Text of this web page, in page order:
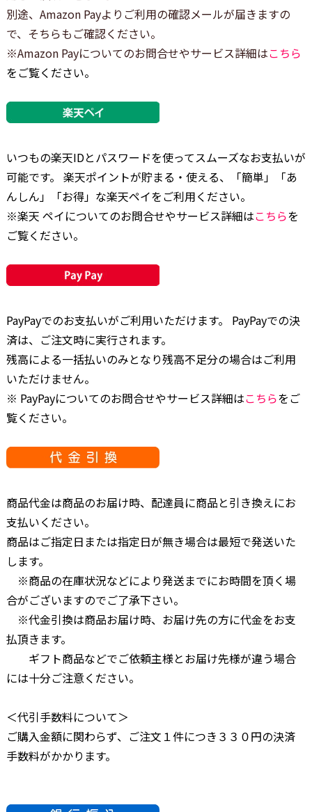
別途、Amazon Payよりご利用の確認メールが届きますの
で、そちらもご確認ください。
※Amazon Payについてのお問合せやサービス詳細はこちら
をご覧ください。
いつもの楽天IDとパスワードを使ってスムーズなお支払いが
可能です。 楽天ポイントが貯まる・使える、「簡単」「あ
んしん」「お得」な楽天ペイをご利用ください。
※楽天 ペイについてのお問合せやサービス詳細はこちらを
ご覧ください。
PayPayでのお支払いがご利用いただけます。 PayPayでの決
済は、ご注文時に実行されます。
残高による一括払いのみとなり残高不足分の場合はご利用
いただけません。
※ PayPayについてのお問合せやサービス詳細はこちらをご
覧ください。
商品代金は商品のお届け時、配達員に商品と引き換えにお
支払いください。
商品はご指定日または指定日が無き場合は最短で発送いた
します。
※商品の在庫状況などにより発送までにお時間を頂く場
合がございますのでご了承下さい。
※代金引換は商品お届け時、お届け先の方に代金をお支
払頂きます。
ギフト商品などでご依頼主様とお届け先様が違う場合
には十分ご注意ください。
＜代引手数料について＞
ご購入金額に関わらず、ご注文１件につき３３０円の決済
手数料がかかります。